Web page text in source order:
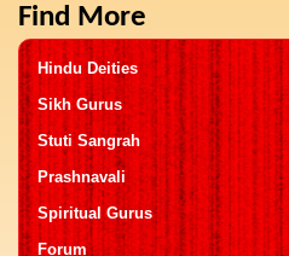
Find More
Hindu Deities
Sikh Gurus
Stuti Sangrah
Prashnavali
Spiritual Gurus
Forum